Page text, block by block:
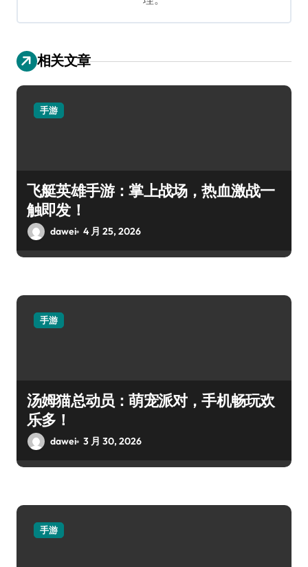
相关文章
手游
飞艇英雄手游：掌上战场，热血激战一
触即发！
dawei 4 月 25, 2026
手游
汤姆猫总动员：萌宠派对，手机畅玩欢
乐多！
dawei 3 月 30, 2026
手游